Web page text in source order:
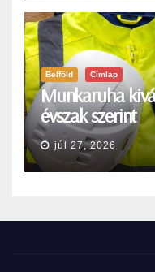
Belföld Címlap
Munkaruha
évszak szerint
júl 27, 2026